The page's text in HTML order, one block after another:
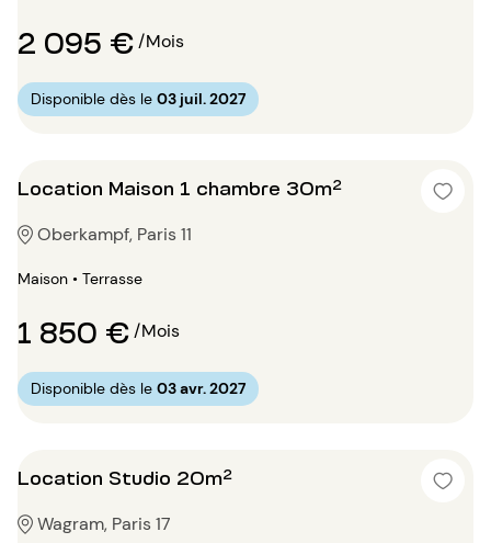
2 095 €/Mois
Disponible dès le 03 juil. 2027
Location Maison 1 chambre 30m²
Oberkampf, Paris 11
Maison • Terrasse
1 850 €/Mois
Disponible dès le 03 avr. 2027
Location Studio 20m²
Wagram, Paris 17